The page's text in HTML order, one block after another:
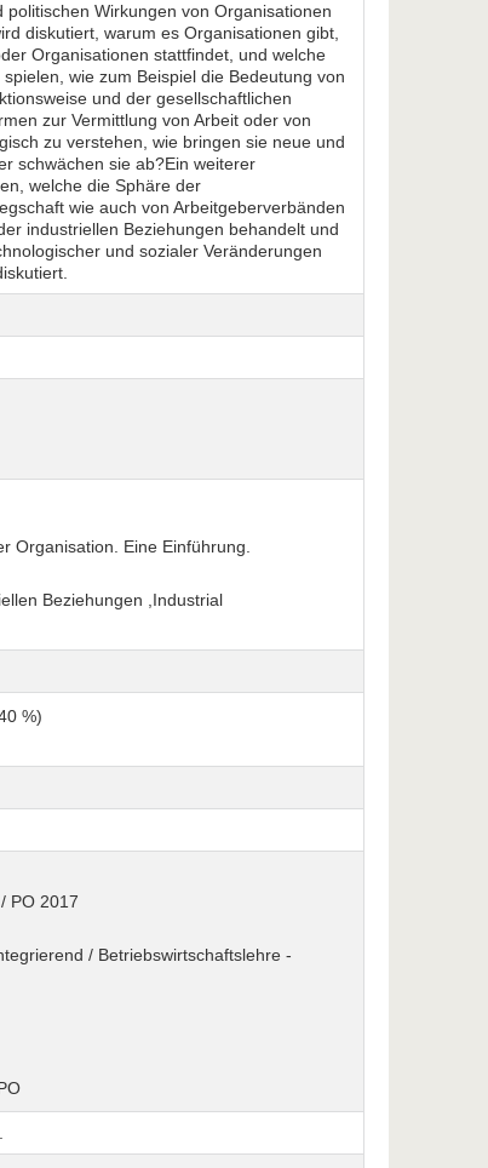
Wirkungen von Organisationen
diskutiert, warum es Organisationen gibt,
Organisationen stattfindet, und welche
wie zum Beispiel die Bedeutung von
und der gesellschaftlichen
zur Vermittlung von Arbeit oder von
zu verstehen, wie bringen sie neue und
schwächen sie ab?Ein weiterer
welche die Sphäre der
wie auch von Arbeitgeberverbänden
industriellen Beziehungen behandelt und
und sozialer Veränderungen
Organisation. Eine Einführung.
Beziehungen ,Industrial
%)
PO 2017
/ Betriebswirtschaftslehre -